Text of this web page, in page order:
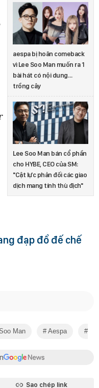
aespa bị hoãn comeback
vì Lee Soo Man muốn ra 1
bài hát có nội dung…
trồng cây
Lee Soo Man bán cổ phần
cho HYBE, CEO của SM:
"Cật lực phản đối các giao
dịch mang tính thù địch"
đạp đổ đế chế
Man Aespa
Sao chép link